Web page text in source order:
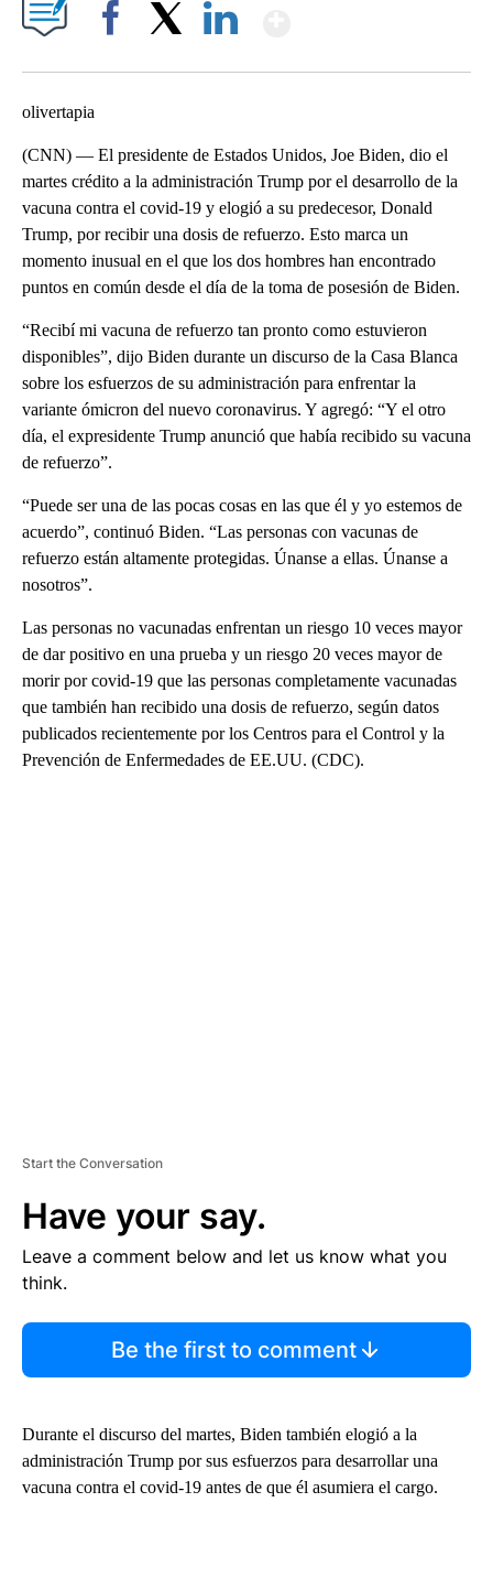
olivertapia
(CNN) — El presidente de Estados Unidos, Joe Biden, dio el
martes crédito a la administración Trump por el desarrollo de la
vacuna contra el covid-19 y elogió a su predecesor, Donald
Trump, por recibir una dosis de refuerzo. Esto marca un
momento inusual en el que los dos hombres han encontrado
puntos en común desde el día de la toma de posesión de Biden.
“Recibí mi vacuna de refuerzo tan pronto como estuvieron
disponibles”, dijo Biden durante un discurso de la Casa Blanca
sobre los esfuerzos de su administración para enfrentar la
variante ómicron del nuevo coronavirus. Y agregó: “Y el otro
día, el expresidente Trump anunció que había recibido su vacuna
de refuerzo”.
“Puede ser una de las pocas cosas en las que él y yo estemos de
acuerdo”, continuó Biden. “Las personas con vacunas de
refuerzo están altamente protegidas. Únanse a ellas. Únanse a
nosotros”.
Las personas no vacunadas enfrentan un riesgo 10 veces mayor
de dar positivo en una prueba y un riesgo 20 veces mayor de
morir por covid-19 que las personas completamente vacunadas
que también han recibido una dosis de refuerzo, según datos
publicados recientemente por los Centros para el Control y la
Prevención de Enfermedades de EE.UU. (CDC).
Start the Conversation
Have your say.
Leave a comment below and let us know what you
think.
Be the first to comment
Durante el discurso del martes, Biden también elogió a la
administración Trump por sus esfuerzos para desarrollar una
vacuna contra el covid-19 antes de que él asumiera el cargo.